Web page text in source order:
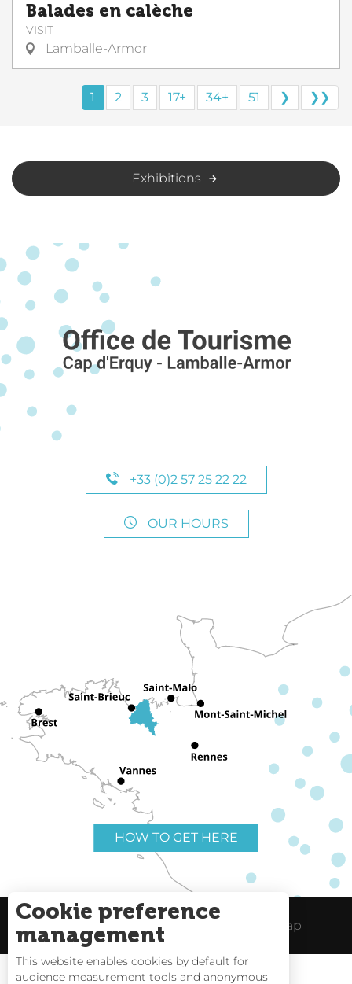
Balades en calèche
VISIT
Lamballe-Armor
1 2 3 17+ 34+ 51 ❯ ❯❯
Exhibitions
+33 (0)2 57 25 22 22
OUR HOURS
HOW TO GET HERE
Useful links Legal Notice Site Map
Cookie preference
management
This website enables cookies by default for
audience measurement tools and anonymous